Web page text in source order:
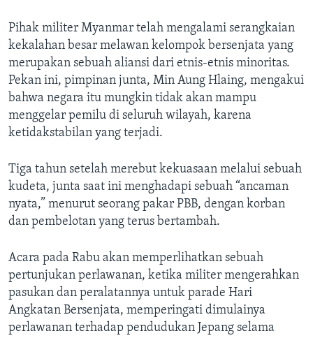
Pihak militer Myanmar telah mengalami serangkaian
kekalahan besar melawan kelompok bersenjata yang
merupakan sebuah aliansi dari etnis-etnis minoritas.
Pekan ini, pimpinan junta, Min Aung Hlaing, mengakui
bahwa negara itu mungkin tidak akan mampu
menggelar pemilu di seluruh wilayah, karena
ketidakstabilan yang terjadi.
Tiga tahun setelah merebut kekuasaan melalui sebuah
kudeta, junta saat ini menghadapi sebuah “ancaman
nyata,” menurut seorang pakar PBB, dengan korban
dan pembelotan yang terus bertambah.
Acara pada Rabu akan memperlihatkan sebuah
pertunjukan perlawanan, ketika militer mengerahkan
pasukan dan peralatannya untuk parade Hari
Angkatan Bersenjata, memperingati dimulainya
perlawanan terhadap pendudukan Jepang selama